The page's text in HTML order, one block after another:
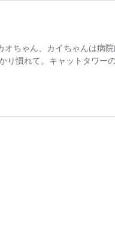
オちゃん、カイちゃんは病
り慣れて。キャットタワ